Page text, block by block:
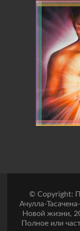
© Copyright:
Ачулла-
Новой жизни,
Полное или